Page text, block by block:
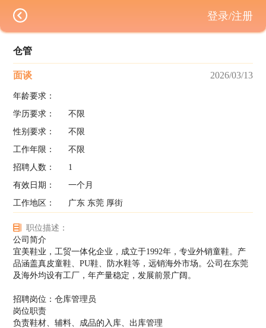
仓管
面谈 2026/03/13
年龄要求：
学历要求：
不限
性别要求：
不限
工作年限：
不限
招聘人数：
1
有效日期：
一个月
工作地区：
广东 东莞 厚街
职位描述：
公司简介
宜美鞋业，工贸一体化企业，成立于1992年，专业外销童鞋。产
品涵盖真皮童鞋、PU鞋、防水鞋等，远销海外市场。公司在东莞
及海外均设有工厂，年产量稳定，发展前景广阔。
招聘岗位：仓库管理员
岗位职责
负责鞋材、辅料、成品的入库、出库管理
登录/注册